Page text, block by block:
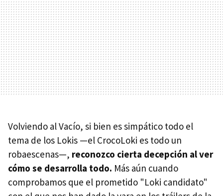
Volviendo al Vacío, si bien es simpático todo el
tema de los Lokis —el CrocoLoki es todo un
robaescenas—, reconozco cierta decepción al ver
cómo se desarrolla todo. Más aún cuando
comprobamos que el prometido "Loki candidato"